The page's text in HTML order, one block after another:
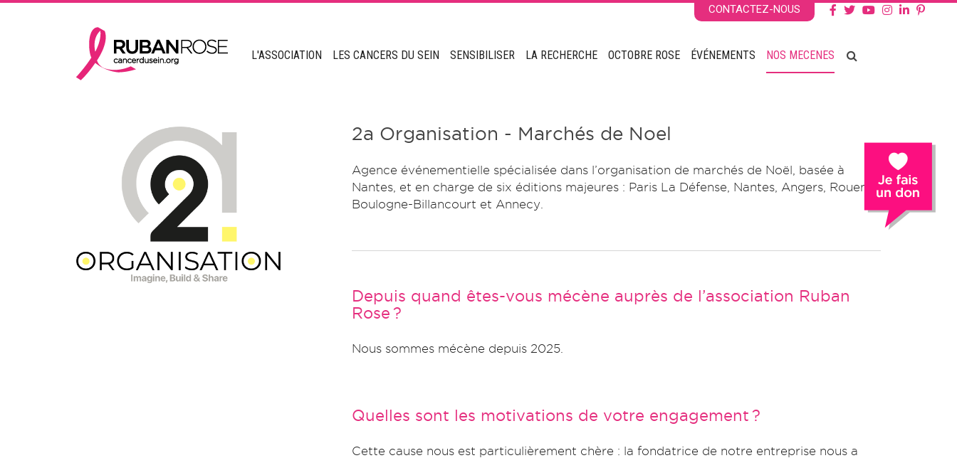
CONTACTEZ-NOUS
L'ASSOCIATION LES CANCERS DU SEIN SENSIBILISER LA RECHERCHE OCTOBRE ROSE ÉVÉNEMENTS NOS MECENES
2a Organisation - Marchés de Noel
Agence événementielle spécialisée dans l’organisation de marchés de Noël, basée à
Nantes, et en charge de six éditions majeures : Paris La Défense, Nantes, Angers, Rouen,
Boulogne-Billancourt et Annecy.
Depuis quand êtes-vous mécène auprès de l’association Ruban
Rose ?
Nous sommes mécène depuis 2025.
Quelles sont les motivations de votre engagement ?
Cette cause nous est particulièrement chère : la fondatrice de notre entreprise nous a